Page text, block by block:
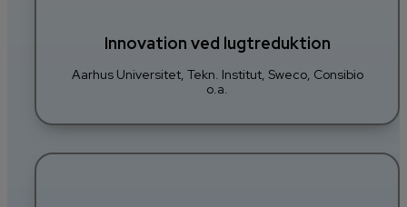
Innovation ved lugtreduktion
Aarhus Universitet, Tekn. Institut, Sweco, Consibio
o.a.